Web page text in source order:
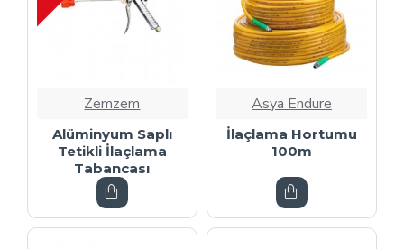
Zemzem
Alüminyum Saplı
Tetikli İlaçlama
Tabancası
Asya Endure
İlaçlama Hortumu
100m